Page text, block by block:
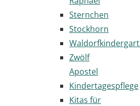
Sternchen
Stockhorn
Zwölf
Apostel
Kindertagespflege
Kitas für